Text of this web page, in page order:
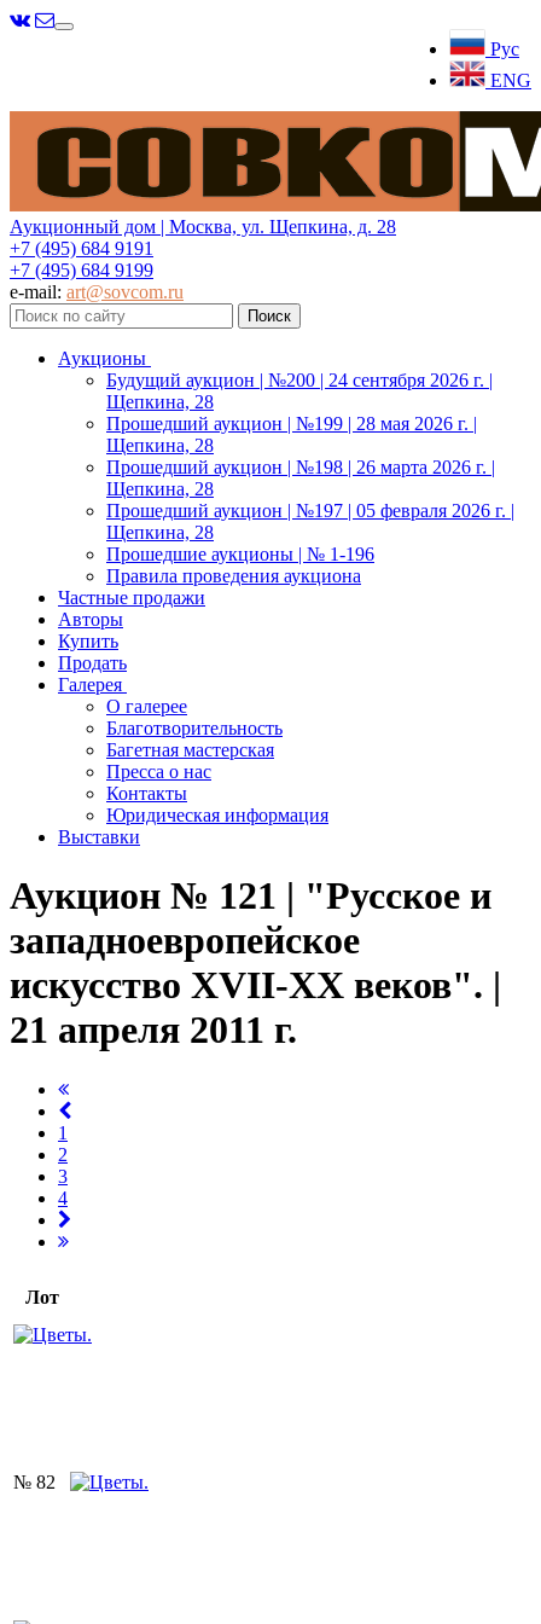
Рус
ENG
Меню
Аукционный дом | Москва, ул. Щепкина, д. 28
+7 (495) 684 9191
+7 (495) 684 9199
e-mail: art@sovcom.ru
Аукционы
Будущий аукцион | №200 | 24 сентября 2026 г. |
Щепкина, 28
Прошедший аукцион | №199 | 28 мая 2026 г. |
Щепкина, 28
Прошедший аукцион | №198 | 26 марта 2026 г. |
Щепкина, 28
Прошедший аукцион | №197 | 05 февраля 2026 г. |
Щепкина, 28
Прошедшие аукционы | № 1-196
Правила проведения аукциона
Частные продажи
Авторы
Купить
Продать
Галерея
О галерее
Благотворительность
Багетная мастерская
Пресса о нас
Контакты
Юридическая информация
Выставки
Аукцион № 121 | "Русское и
западноевропейское
искусство XVII-XX веков". |
21 апреля 2011 г.
1
2
3
4
Лот
№ 82